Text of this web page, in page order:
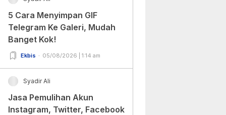
5 Cara Menyimpan GIF
Telegram Ke Galeri, Mudah
Banget Kok!
Ekbis 05/08/2026 | 1:14 am
Syadir Ali
Jasa Pemulihan Akun
Instagram, Twitter, Facebook